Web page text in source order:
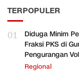
TERPOPULER
01
Diduga Minim
Fraksi PKS di
Pengurangan
Regional